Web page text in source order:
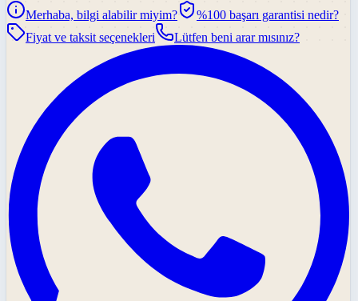
Merhaba, bilgi alabilir miyim?
%100 başarı garantisi nedir?
Fiyat ve taksit seçenekleri
Lütfen beni arar mısınız?